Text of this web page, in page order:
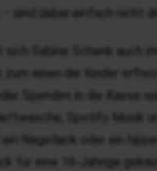
– sind dabei einfach nicht
sich Sabine Schenk auch
zum einen die Kinder
Spenden in die Kasse
Spotify Musik
ein Nagellack oder ein hippes
für eine 16-Jährige